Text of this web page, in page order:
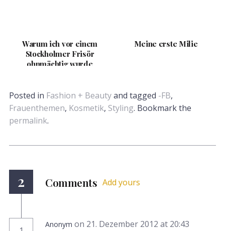
Warum ich vor einem
Stockholmer Frisör
ohnmächtig wurde
Meine erste Milie
Posted in Fashion + Beautyand tagged -FB,
Frauenthemen, Kosmetik, Styling. Bookmark the
permalink.
2 Comments Add yours
Anonym on 21. Dezember 2012 at 20:43